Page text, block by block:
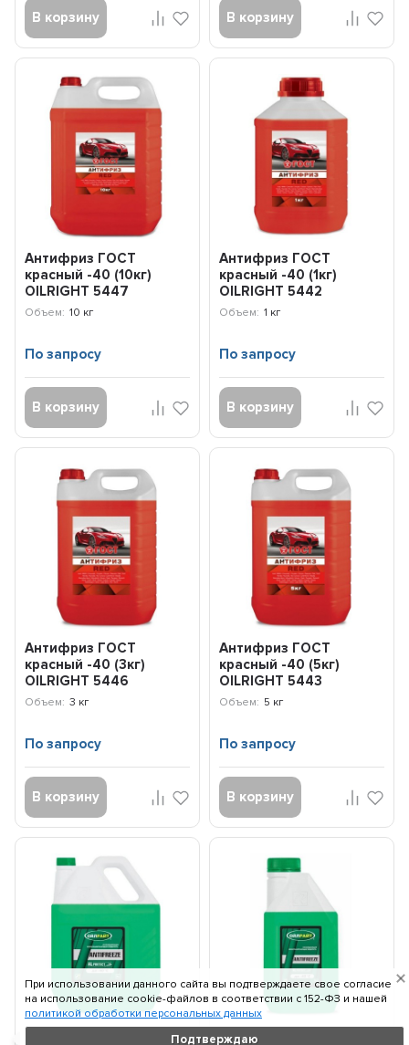
При использовании данного сайта вы подтверждаете свое согласие
на использование cookie-файлов в соответствии c 152-ФЗ и нашей
политикой обработки персональных данных
Подтверждаю
В корзину В корзину
Антифриз ГОСТ
красный -40 (10кг)
OILRIGHT 5447
Объем: 10 кг
По запросу
В корзину
Антифриз ГОСТ
красный -40 (1кг)
OILRIGHT 5442
Объем: 1 кг
По запросу
В корзину
Антифриз ГОСТ
красный -40 (3кг)
OILRIGHT 5446
Объем: 3 кг
По запросу
В корзину
Антифриз ГОСТ
красный -40 (5кг)
OILRIGHT 5443
Объем: 5 кг
По запросу
В корзину
Антифриз ГОСТ